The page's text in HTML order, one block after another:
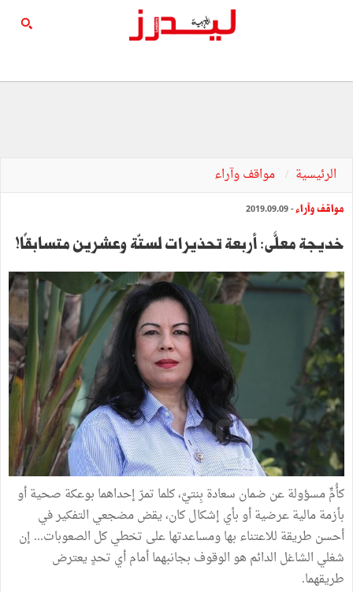
الرئيسية مواقف وآراء
مواقف وآراء- 2019.09.09
خديجة معلَّى: أربعة تحذيرات لستّة وعشرين متسابقًا!
كأُمٍّ مسؤولة عن ضمان سعادة بِنتيَّ، كلما تمرّ إحداهما بوعكة صحية أو
بأزمة مالية عرضية أو بأي إشكال كان، يقض مضجعي التفكير في
أحسن طريقة للاعتناء بها ومساعدتها على تخطي كل الصعوبات... إن
شغلي الشاغل الدائم هو الوقوف بجانبهما أمام أي تحدٍ يعترض
طريقهما.